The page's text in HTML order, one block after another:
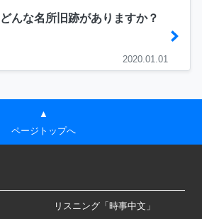
んな名所旧跡がありますか？
2020.01.01
▲
ページトップへ
リスニング「時事中文」